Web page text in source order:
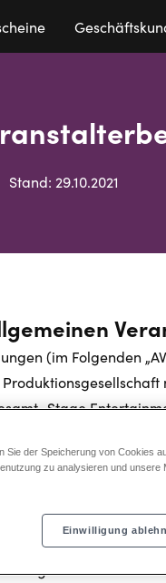
Stand: 29.10.2021
(im Folgenden
„Stage
Tickets,
eines
folgende Vorstellung
ermäßigten
noch besteht
Sie der Speicherung von Cookies
zu analysieren und unsere
Einwilligung